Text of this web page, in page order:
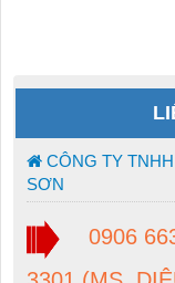
CÔNG TY
SƠN
0906